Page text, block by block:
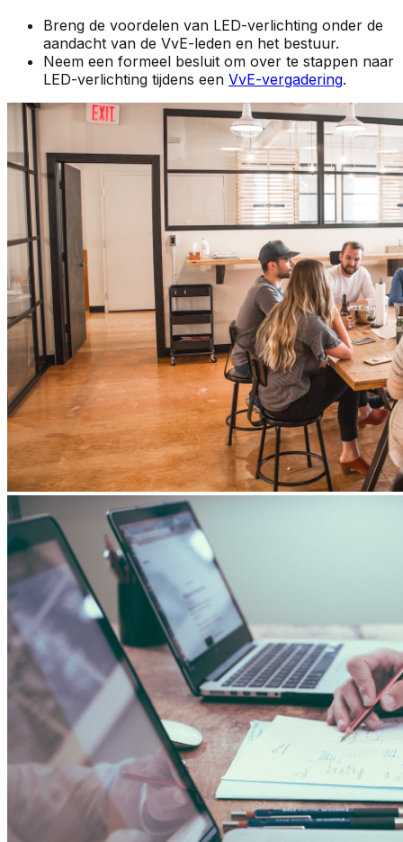
Breng de voordelen van LED-verlichting onder de
aandacht van de VvE-leden en het bestuur.
Neem een formeel besluit om over te stappen naar
LED-verlichting tijdens een VvE-vergadering.